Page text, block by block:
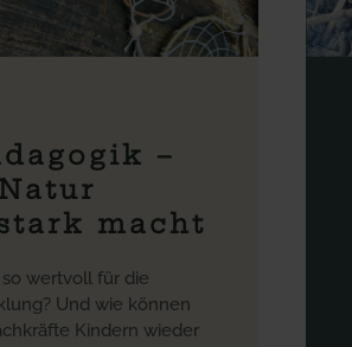
–
macht
wertvoll für die
Und wie können
Kindern wieder